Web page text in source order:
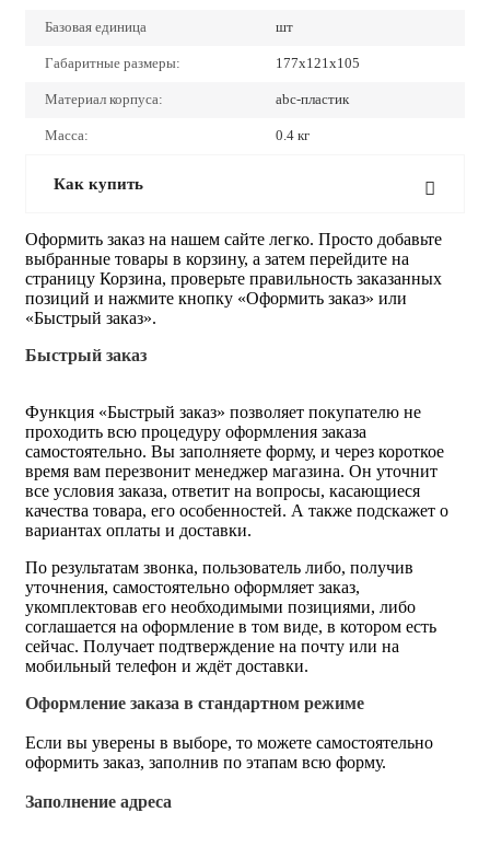
Базовая единица шт
Габаритные размеры: 177х121х105
Материал корпуса: abc-пластик
Масса: 0.4 кг
Как купить
Оформить заказ на нашем сайте легко. Просто добавьте
выбранные товары в корзину, а затем перейдите на
страницу Корзина, проверьте правильность заказанных
позиций и нажмите кнопку «Оформить заказ» или
«Быстрый заказ».
Быстрый заказ
Функция «Быстрый заказ» позволяет покупателю не
проходить всю процедуру оформления заказа
самостоятельно. Вы заполняете форму, и через короткое
время вам перезвонит менеджер магазина. Он уточнит
все условия заказа, ответит на вопросы, касающиеся
качества товара, его особенностей. А также подскажет о
вариантах оплаты и доставки.
По результатам звонка, пользователь либо, получив
уточнения, самостоятельно оформляет заказ,
укомплектовав его необходимыми позициями, либо
соглашается на оформление в том виде, в котором есть
сейчас. Получает подтверждение на почту или на
мобильный телефон и ждёт доставки.
Оформление заказа в стандартном режиме
Если вы уверены в выборе, то можете самостоятельно
оформить заказ, заполнив по этапам всю форму.
Заполнение адреса